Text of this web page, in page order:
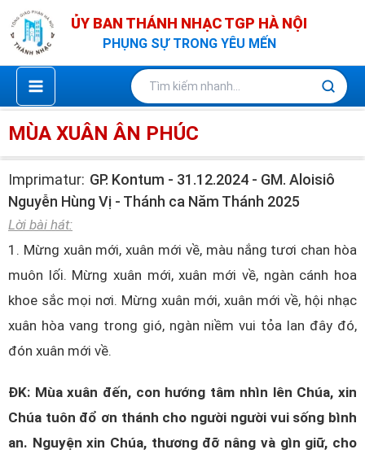
Nhảy
tới
nội
dung
ỦY BAN THÁNH NHẠC TGP HÀ NỘI
PHỤNG SỰ TRONG YÊU MẾN
MÙA XUÂN ÂN PHÚC
Imprimatur: GP. Kontum - 31.12.2024 - GM. Aloisiô
Nguyễn Hùng Vị - Thánh ca Năm Thánh 2025
Lời bài hát:
1. Mừng xuân mới, xuân mới về, màu nắng tươi chan hòa
muôn lối. Mừng xuân mới, xuân mới về, ngàn cánh hoa
khoe sắc mọi nơi. Mừng xuân mới, xuân mới về, hội nhạc
xuân hòa vang trong gió, ngàn niềm vui tỏa lan đây đó,
đón xuân mới về.
ĐK: Mùa xuân đến, con hướng tâm nhìn lên Chúa, xin
Chúa tuôn đổ ơn thánh cho người người vui sống bình
an. Nguyện xin Chúa, thương đỡ nâng và gìn giữ, cho